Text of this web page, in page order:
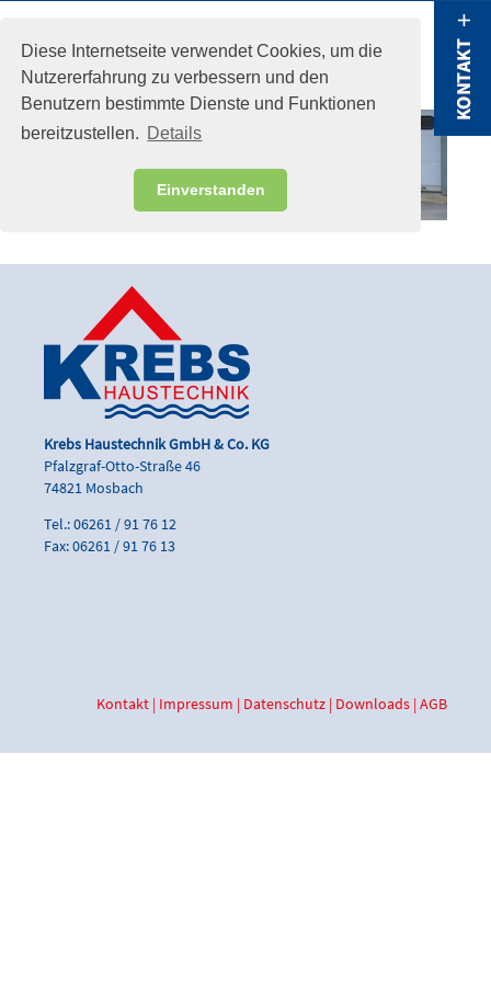
Diese Internetseite verwendet Cookies, um die
Nutzererfahrung zu verbessern und den
Benutzern bestimmte Dienste und Funktionen
bereitzustellen. Details
Einverstanden
menu
Krebs Haustechnik GmbH & Co. KG
Pfalzgraf-Otto-Straße 46
74821 Mosbach
Tel.: 06261 / 91 76 12
Fax: 06261 / 91 76 13
Kontakt | Impressum | Datenschutz | Downloads | AGB